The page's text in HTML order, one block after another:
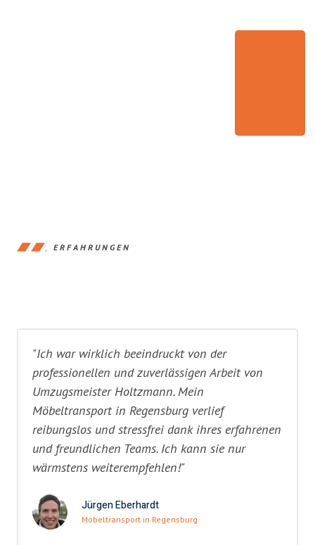
ERFAHRUNGEN
"Ich war wirklich beeindruckt von der
professionellen und zuverlässigen Arbeit von
Umzugsmeister Holtzmann. Mein
Möbeltransport in Regensburg verlief
reibungslos und stressfrei dank ihres erfahrenen
und freundlichen Teams. Ich kann sie nur
wärmstens weiterempfehlen!"
Jürgen Eberhardt
Möbeltransport in Regensburg